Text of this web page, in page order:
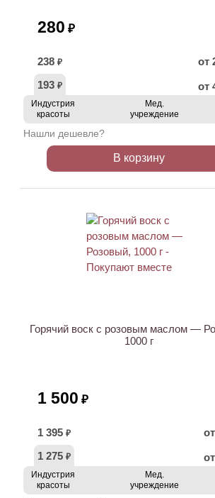
280 ₽
238 ₽
от
193 ₽ от
Индустрия
красоты
Мед.
учреждение
Нашли дешевле?
В корзину
Горячий воск с розовым маслом —
1000 г
1 500 ₽
1 395 ₽
1 275 ₽
Индустрия
красоты
Мед.
учреждение